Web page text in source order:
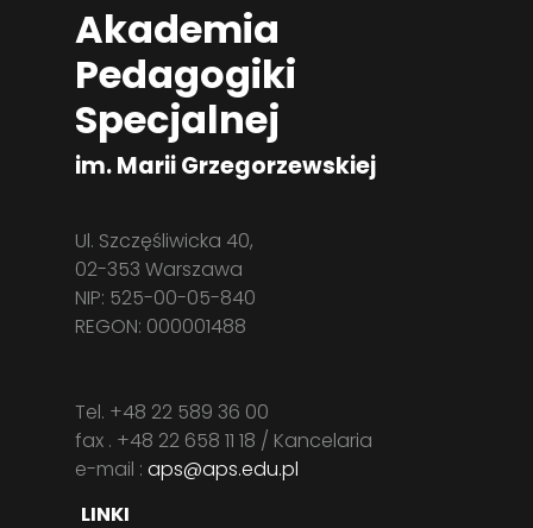
Akademia
Pedagogiki
Specjalnej
im. Marii Grzegorzewskiej
Ul. Szczęśliwicka 40,
02-353 Warszawa
NIP: 525-00-05-840
REGON: 000001488
Tel. +48 22 589 36 00
fax . +48 22 658 11 18 / Kancelaria
e-mail : aps@aps.edu.pl
LINKI